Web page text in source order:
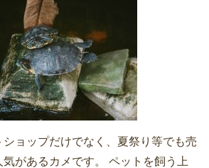
ショップだけでなく、夏祭り等でも売
があるカメです。 ペットを飼う上